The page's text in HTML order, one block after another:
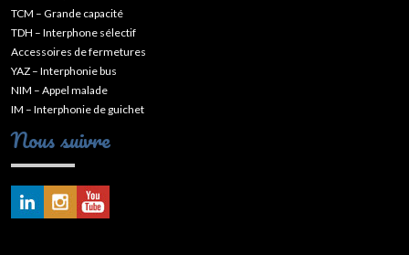
TCM – Grande capacité
TDH – Interphone sélectif
Accessoires de fermetures
YAZ – Interphonie bus
NIM – Appel malade
IM – Interphonie de guichet
Nous suivre